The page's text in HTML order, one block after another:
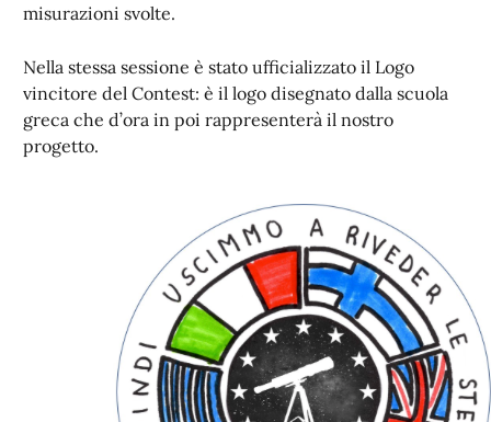
misurazioni svolte.
Nella stessa sessione è stato ufficializzato il Logo
vincitore del Contest: è il logo disegnato dalla scuola
greca che d’ora in poi rappresenterà il nostro
progetto.